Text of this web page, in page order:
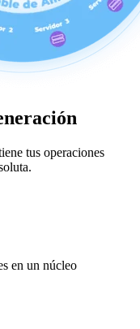
tus operaciones
en un núcleo